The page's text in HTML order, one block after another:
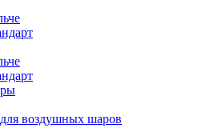
воздушных шаров